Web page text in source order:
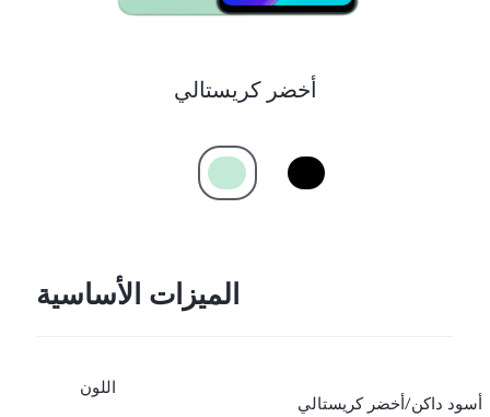
أخضر كريستالي
الميزات الأساسية
اللون
أسود داكن/أخضر كريستالي